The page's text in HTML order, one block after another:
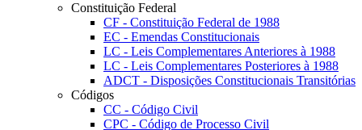
Constituição Federal
CF - Constituição Federal de 1988
EC - Emendas Constitucionais
LC - Leis Complementares Anteriores à 1988
LC - Leis Complementares Posteriores à 1988
ADCT - Disposições Constitucionais Transitórias
Códigos
CC - Código Civil
CPC - Código de Processo Civil